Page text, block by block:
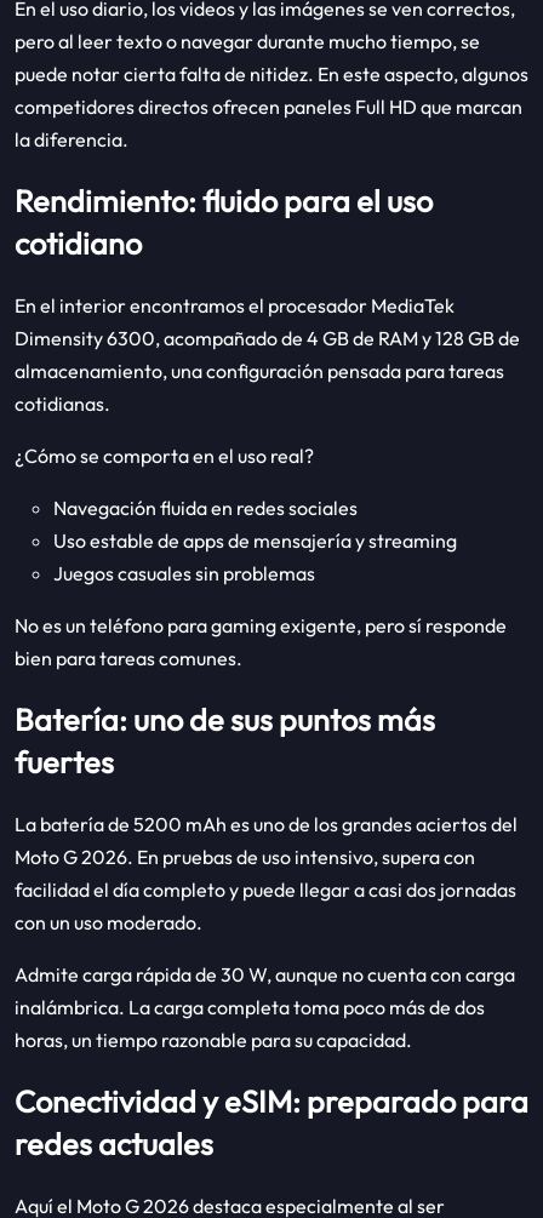
En el uso diario, los videos y las imágenes se ven correctos,
pero al leer texto o navegar durante mucho tiempo, se
puede notar cierta falta de nitidez. En este aspecto, algunos
competidores directos ofrecen paneles Full HD que marcan
la diferencia.
Rendimiento: fluido para el uso
cotidiano
En el interior encontramos el procesador MediaTek
Dimensity 6300, acompañado de 4 GB de RAM y 128 GB de
almacenamiento, una configuración pensada para tareas
cotidianas.
¿Cómo se comporta en el uso real?
Navegación fluida en redes sociales
Uso estable de apps de mensajería y streaming
Juegos casuales sin problemas
No es un teléfono para gaming exigente, pero sí responde
bien para tareas comunes.
Batería: uno de sus puntos más
fuertes
La batería de 5200 mAh es uno de los grandes aciertos del
Moto G 2026. En pruebas de uso intensivo, supera con
facilidad el día completo y puede llegar a casi dos jornadas
con un uso moderado.
Admite carga rápida de 30 W, aunque no cuenta con carga
inalámbrica. La carga completa toma poco más de dos
horas, un tiempo razonable para su capacidad.
Conectividad y eSIM: preparado para
redes actuales
Aquí el Moto G 2026 destaca especialmente al ser